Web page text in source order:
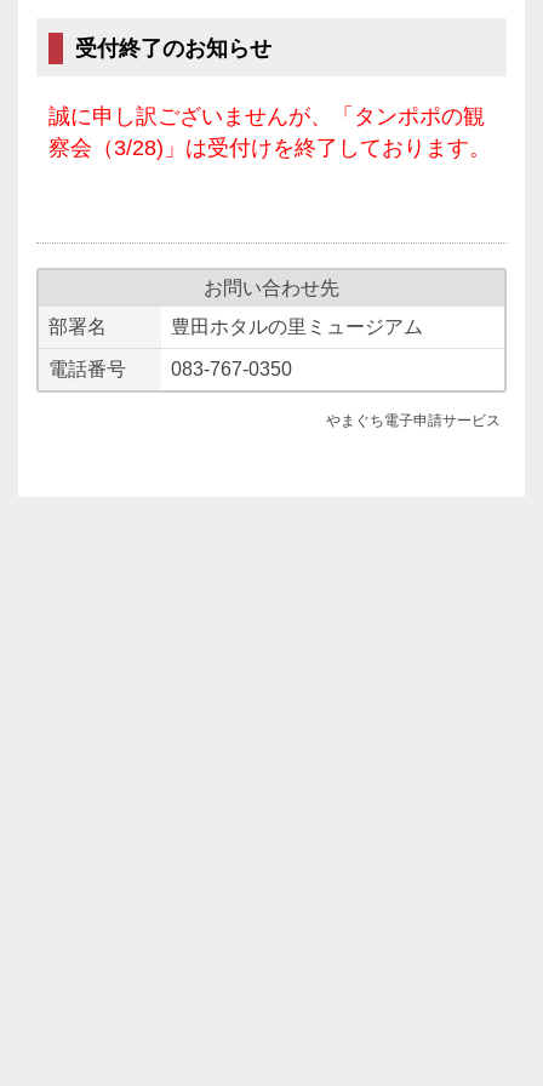
受付終了のお知らせ
誠に申し訳ございませんが、「タンポポの観
察会（3/28)」は受付けを終了しております。
お問い合わせ先
部署名
豊田ホタルの里ミュージアム
電話番号 083-767-0350
やまぐち電子申請サービス